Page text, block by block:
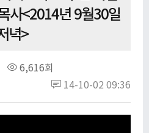
사<2014년 9월30일
녁>
6,616회
14-10-02 09:36